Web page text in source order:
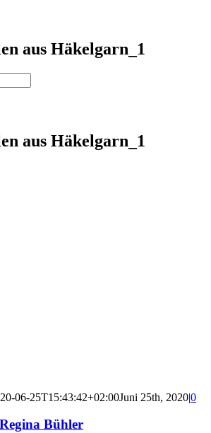
aus Häkelgarn_1
aus Häkelgarn_1
06-25T15:43:42+02:00Juni 25th, 2020|0
Regina Bühler